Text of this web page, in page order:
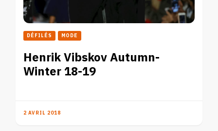
DÉFILÉS MODE
Henrik Vibskov Autumn-
Winter 18-19
2 AVRIL 2018